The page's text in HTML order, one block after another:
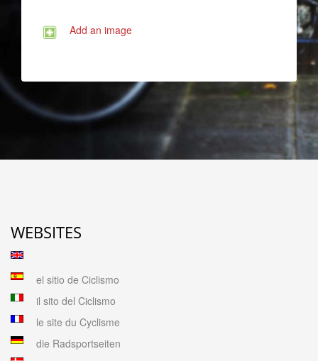
Add an image
WEBSITES
el sitio de Ciclismo
il sito del Ciclismo
le site du Cyclisme
die Radsportseiten